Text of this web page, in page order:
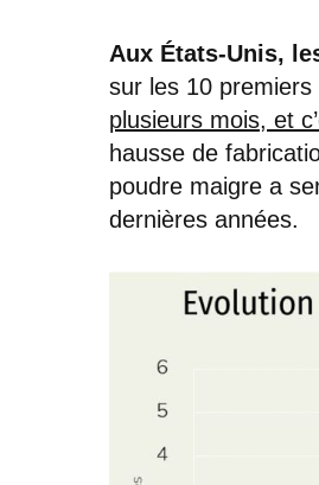
Aux États-Unis,
sur les 10
plusieurs mois, et
hausse de
poudre maigre a
dernières années.